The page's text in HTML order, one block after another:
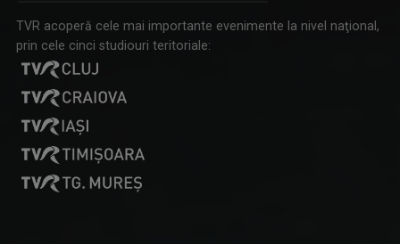
TELEENCICLOPEDIA
Una dintre cele mai longevive emisiuni din ...
LAURA FRONOIU
TVR acoperă cele mai importante evenimente la nivel naţional,
prin cele cinci studiouri teritoriale: